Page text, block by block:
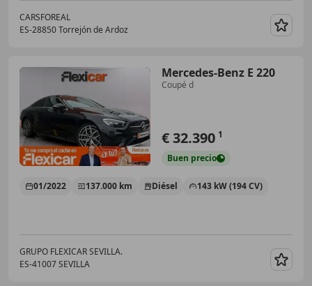
CARSFOREAL
ES-28850 Torrejón de Ardoz
Mercedes-Benz E 220
Coupé d
€ 32.390 1
Buen precio
01/2022 137.000 km Diésel 143 kW (194 CV)
GRUPO FLEXICAR SEVILLA.
ES-41007 SEVILLA